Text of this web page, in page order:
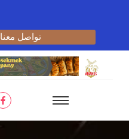
تواصل معنا